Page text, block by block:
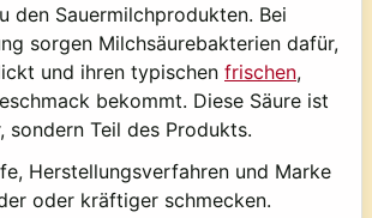
den Sauermilchprodukten. Bei
sorgen Milchsäurebakterien dafür,
und ihren typischen frischen,
bekommt. Diese Säure ist
sondern Teil des Produkts.
Herstellungsverfahren und Marke
oder kräftiger schmecken.